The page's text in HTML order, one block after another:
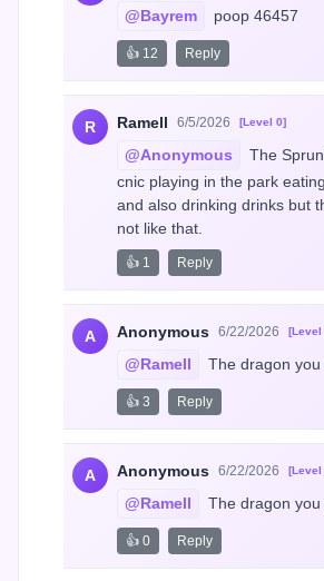
@Bayrem poop 46457
👍 12 Reply
R Ramell 6/5/2026 [Level 0]
@Anonymous
The
cnic playing in the park
and also drinking drinks but
not like that.
👍 1 Reply
A Anonymous 6/22/2026 [Level
@Ramell The dragon
👍 3 Reply
A Anonymous 6/22/2026 [Level
@Ramell The dragon
👍 0 Reply